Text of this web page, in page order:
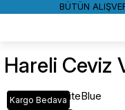
BÜTÜN
Hareli Ceviz
Kargo BedavaWhiteBlue